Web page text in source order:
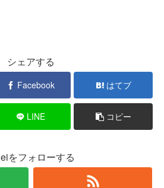
シェアする
Facebook はてブ
LINE コピー
をフォローする